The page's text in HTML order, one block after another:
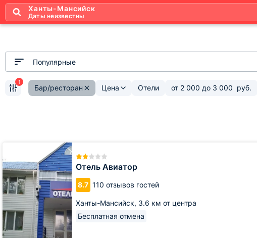
Ханты-Мансийск
Даты неизвестны
Популярные
Бар/ресторан Цена Отели от 2 000 до 3 000 руб.
1
Отель Авиатор
8.7 110 отзывов гостей
Ханты-Мансийск, 3.6 км от центра
Бесплатная отмена